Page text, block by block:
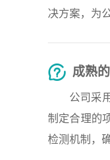
决方案，为
成熟
公司采
制定合理的
检测机制，